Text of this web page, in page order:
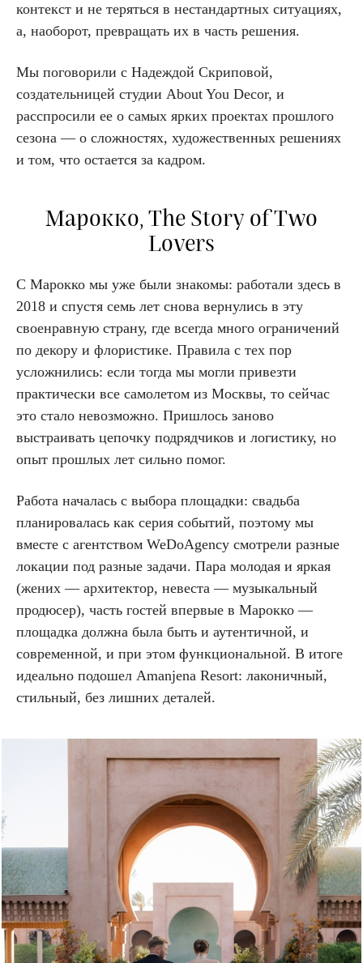
контекст и не теряться в нестандартных ситуациях,
а, наоборот, превращать их в часть решения.
Мы поговорили с Надеждой Скриповой,
создательницей студии About You Decor, и
расспросили ее о самых ярких проектах прошлого
сезона — о сложностях, художественных решениях
и том, что остается за кадром.
Марокко, The Story of Two
Lovers
С Марокко мы уже были знакомы: работали здесь в
2018 и спустя семь лет снова вернулись в эту
своенравную страну, где всегда много ограничений
по декору и флористике. Правила с тех пор
усложнились: если тогда мы могли привезти
практически все самолетом из Москвы, то сейчас
это стало невозможно. Пришлось заново
выстраивать цепочку подрядчиков и логистику, но
опыт прошлых лет сильно помог.
Работа началась с выбора площадки: свадьба
планировалась как серия событий, поэтому мы
вместе с агентством WeDoAgency смотрели разные
локации под разные задачи. Пара молодая и яркая
(жених — архитектор, невеста — музыкальный
продюсер), часть гостей впервые в Марокко —
площадка должна была быть и аутентичной, и
современной, и при этом функциональной. В итоге
идеально подошел Amanjena Resort: лаконичный,
стильный, без лишних деталей.